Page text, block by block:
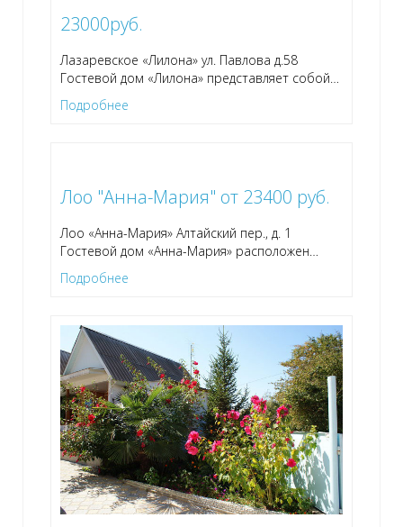
23000руб.
Лазаревское «Лилона» ул. Павлова д.58
Гостевой дом «Лилона» представляет собой…
Подробнее
Лоо "Анна-Мария" от 23400 руб.
Лоо «Анна-Мария» Алтайский пер., д. 1
Гостевой дом «Анна-Мария» расположен…
Подробнее